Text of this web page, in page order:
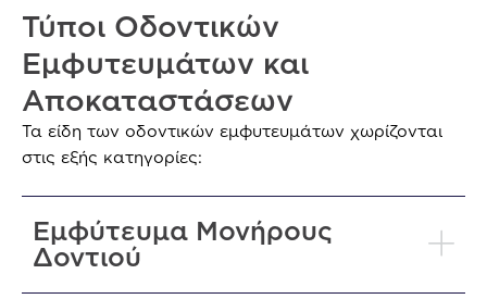
Τύποι Οδοντικών
Εμφυτευμάτων και
Αποκαταστάσεων
Τα είδη των οδοντικών εμφυτευμάτων χωρίζονται
στις εξής κατηγορίες:
Εμφύτευμα Μονήρους
Δοντιού